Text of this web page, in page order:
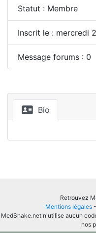
Statut : Membre
Inscrit le : mercredi
Message forums : 0
Bio
Retrouvez
Mentions légales -
MedShake.net n'utilise aucun
nos